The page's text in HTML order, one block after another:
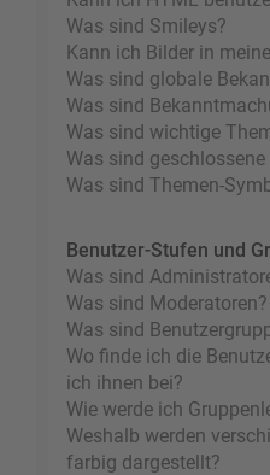
Was sind Smileys?
Kann ich Bilder in
Was sind globale
Was sind
Was sind wichtige
Was sind geschlossene
Was sind Themen-
Benutzer-Stufen und
Was sind
Was sind Moderatoren?
Was sind
Wo finde ich die
ich ihnen bei?
Wie werde ich
Weshalb werden
farbig dargestellt?